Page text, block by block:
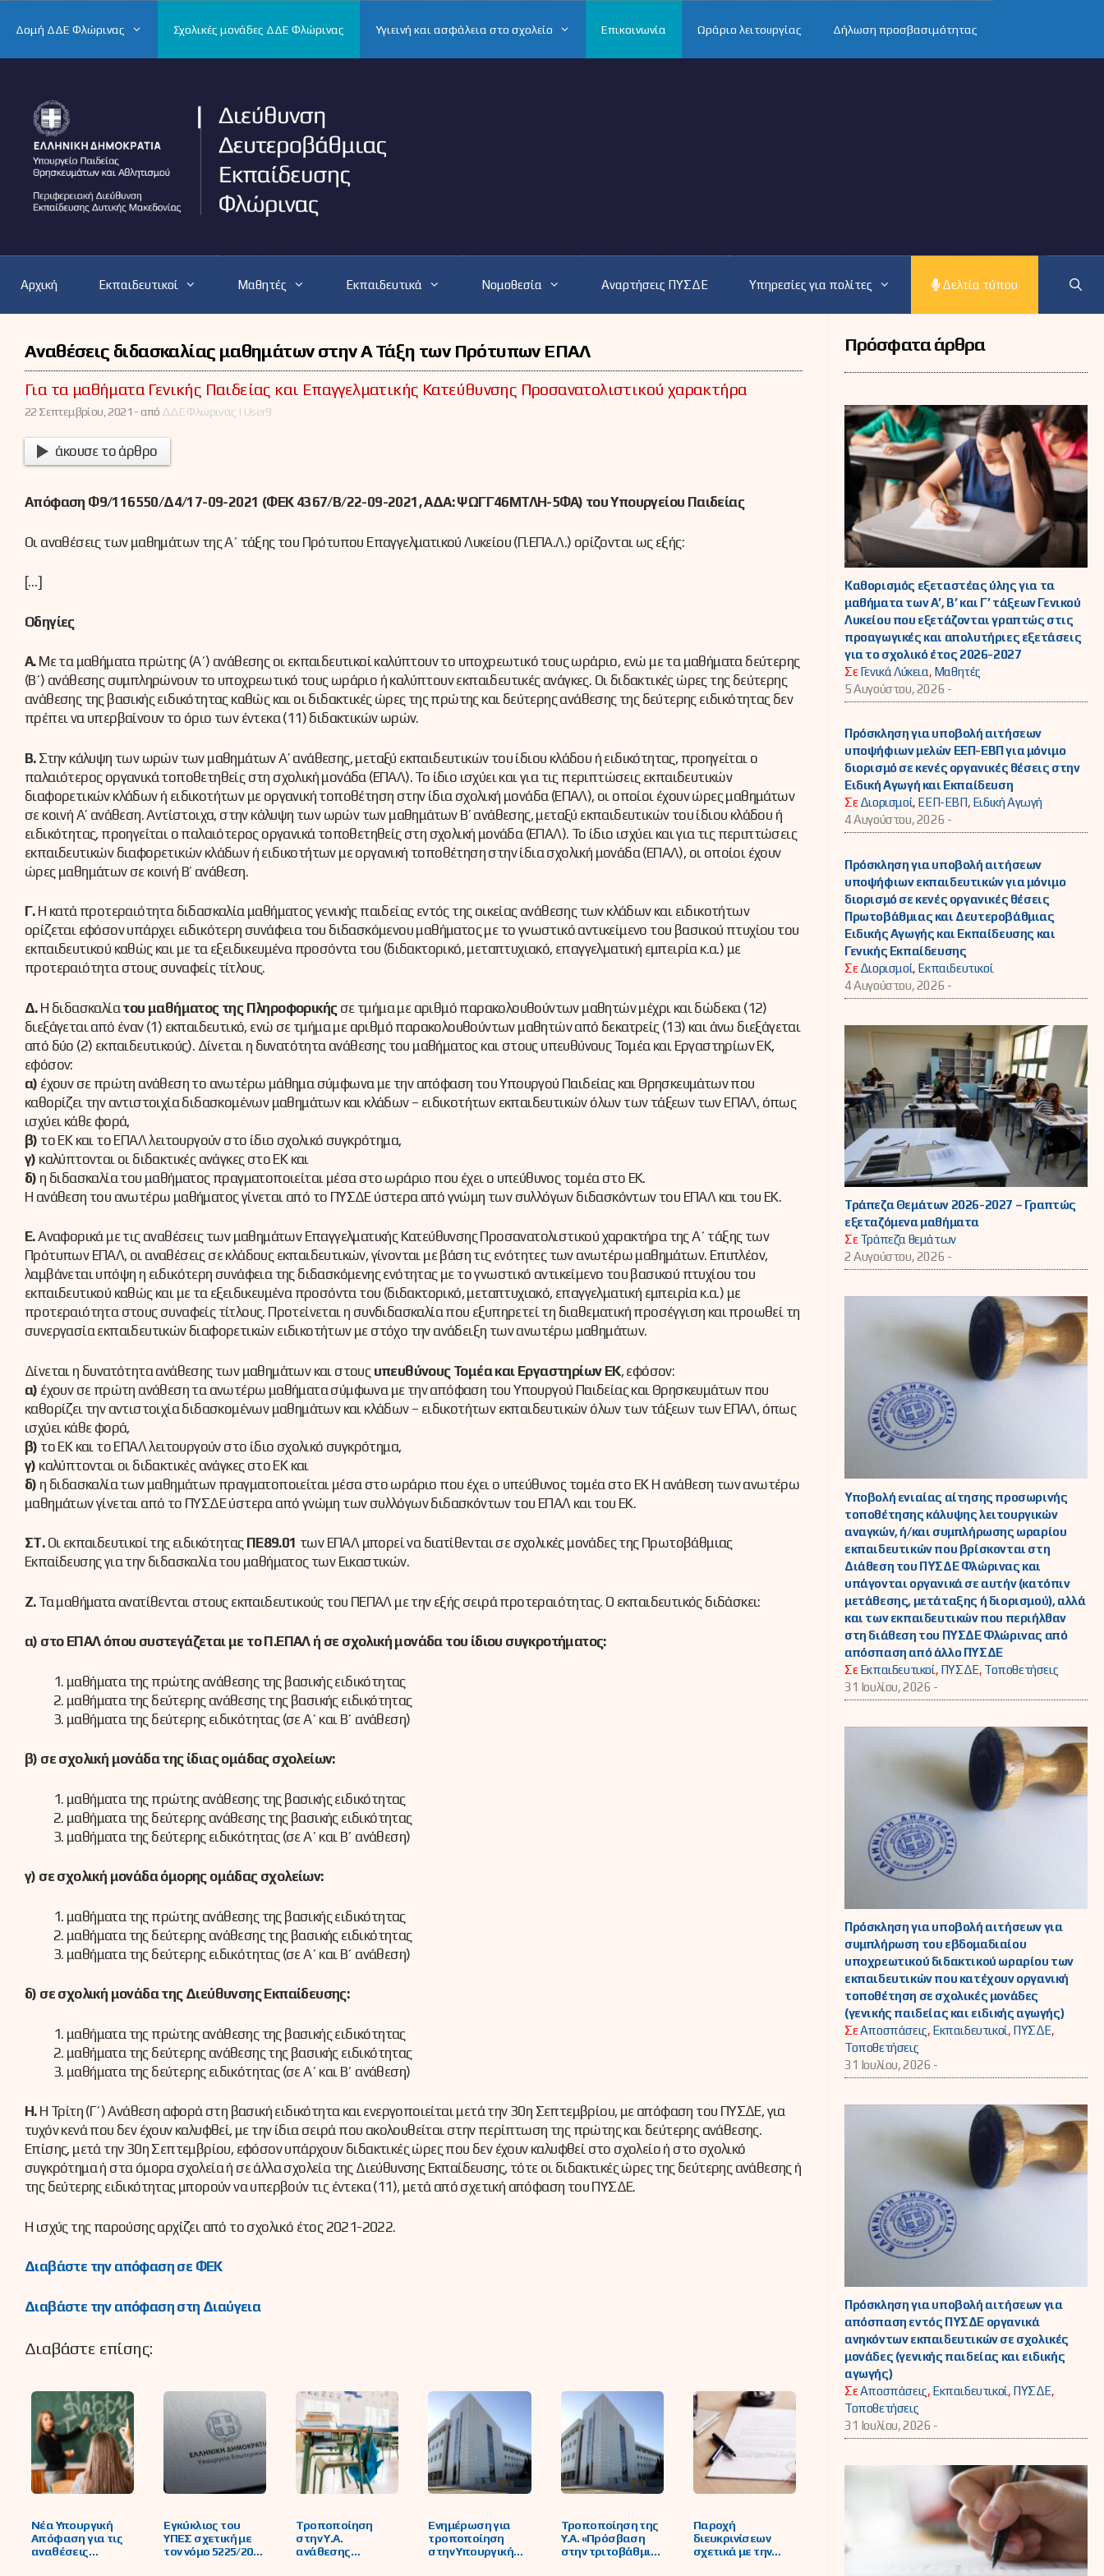
Δομή ΔΔΕ Φλώρινας Σχολικές μονάδες ΔΔΕ Φλώρινας Υγιεινή και ασφάλεια στο σχολείο Επικοινωνία Ωράριο λειτουργίας Δήλωση προσβασιμότητας
Αρχική Εκπαιδευτικοί Μαθητές Εκπαιδευτικά Νομοθεσία Αναρτήσεις ΠΥΣΔΕ Υπηρεσίες για πολίτες Δελτία τύπου
Αναθέσεις διδασκαλίας μαθημάτων στην Α΄ Τάξη των Πρότυπων ΕΠΑΛ
Για τα μαθήματα Γενικής Παιδείας και Επαγγελματικής Κατεύθυνσης Προσανατολιστικού χαρακτήρα
22 Σεπτεμβρίου, 2021 -από ΔΔΕ Φλώρινας | User9
άκουσε το άρθρο
Απόφαση Φ9/116550/Δ4/17-09-2021 (ΦΕΚ 4367/Β/22-09-2021, ΑΔΑ: ΨΩΓΓ46ΜΤΛΗ-5ΦΑ) του Υπουργείου Παιδείας
Οι αναθέσεις των μαθημάτων της Α΄ τάξης του Πρότυπου Επαγγελματικού Λυκείου (Π.ΕΠΑ.Λ.) ορίζονται ως εξής:
[…]
Οδηγίες
Α.Με τα μαθήματα πρώτης (Α΄) ανάθεσης οι εκπαιδευτικοί καλύπτουν το υποχρεωτικό τους ωράριο, ενώ με τα μαθήματα δεύτερης
(Β΄) ανάθεσης συμπληρώνουν το υποχρεωτικό τους ωράριο ή καλύπτουν εκπαιδευτικές ανάγκες. Οι διδακτικές ώρες της δεύτερης
ανάθεσης της βασικής ειδικότητας καθώς και οι διδακτικές ώρες της πρώτης και δεύτερης ανάθεσης της δεύτερης ειδικότητας δεν
πρέπει να υπερβαίνουν το όριο των έντεκα (11) διδακτικών ωρών.
Β.Στην κάλυψη των ωρών των μαθημάτων Α’ ανάθεσης, μεταξύ εκπαιδευτικών του ίδιου κλάδου ή ειδικότητας, προηγείται ο
παλαιότερος οργανικά τοποθετηθείς στη σχολική μονάδα (ΕΠΑΛ). Το ίδιο ισχύει και για τις περιπτώσεις εκπαιδευτικών
διαφορετικών κλάδων ή ειδικοτήτων με οργανική τοποθέτηση στην ίδια σχολική μονάδα (ΕΠΑΛ), οι οποίοι έχουν ώρες μαθημάτων
σε κοινή Α’ ανάθεση. Αντίστοιχα, στην κάλυψη των ωρών των μαθημάτων Β’ ανάθεσης, μεταξύ εκπαιδευτικών του ίδιου κλάδου ή
ειδικότητας, προηγείται ο παλαιότερος οργανικά τοποθετηθείς στη σχολική μονάδα (ΕΠΑΛ). Το ίδιο ισχύει και για τις περιπτώσεις
εκπαιδευτικών διαφορετικών κλάδων ή ειδικοτήτων με οργανική τοποθέτηση στην ίδια σχολική μονάδα (ΕΠΑΛ), οι οποίοι έχουν
ώρες μαθημάτων σε κοινή Β’ ανάθεση.
Γ.Η κατά προτεραιότητα διδασκαλία μαθήματος γενικής παιδείας εντός της οικείας ανάθεσης των κλάδων και ειδικοτήτων
ορίζεται εφόσον υπάρχει ειδικότερη συνάφεια του διδασκόμενου μαθήματος με το γνωστικό αντικείμενο του βασικού πτυχίου του
εκπαιδευτικού καθώς και με τα εξειδικευμένα προσόντα του (διδακτορικό, μεταπτυχιακό, επαγγελματική εμπειρία κ.α.) με
προτεραιότητα στους συναφείς τίτλους.
Δ.Η διδασκαλία του μαθήματος της Πληροφορικής σε τμήμα με αριθμό παρακολουθούντων μαθητών μέχρι και δώδεκα (12)
διεξάγεται από έναν (1) εκπαιδευτικό, ενώ σε τμήμα με αριθμό παρακολουθούντων μαθητών από δεκατρείς (13) και άνω διεξάγεται
από δύο (2) εκπαιδευτικούς). Δίνεται η δυνατότητα ανάθεσης του μαθήματος και στους υπευθύνους Τομέα και Εργαστηρίων ΕΚ,
εφόσον:
α) έχουν σε πρώτη ανάθεση το ανωτέρω μάθημα σύμφωνα με την απόφαση του Υπουργού Παιδείας και Θρησκευμάτων που
καθορίζει την αντιστοιχία διδασκομένων μαθημάτων και κλάδων – ειδικοτήτων εκπαιδευτικών όλων των τάξεων των ΕΠΑΛ, όπως
ισχύει κάθε φορά,
β) το ΕΚ και το ΕΠΑΛ λειτουργούν στο ίδιο σχολικό συγκρότημα,
γ) καλύπτονται οι διδακτικές ανάγκες στο ΕΚ και
δ) η διδασκαλία του μαθήματος πραγματοποιείται μέσα στο ωράριο που έχει ο υπεύθυνος τομέα στο ΕΚ.
Η ανάθεση του ανωτέρω μαθήματος γίνεται από το ΠΥΣΔΕ ύστερα από γνώμη των συλλόγων διδασκόντων του ΕΠΑΛ και του ΕΚ.
Ε.Αναφορικά με τις αναθέσεις των μαθημάτων Επαγγελματικής Κατεύθυνσης Προσανατολιστικού χαρακτήρα της Α΄ τάξης των
Πρότυπων ΕΠΑΛ, οι αναθέσεις σε κλάδους εκπαιδευτικών, γίνονται με βάση τις ενότητες των ανωτέρω μαθημάτων. Επιπλέον,
λαμβάνεται υπόψη η ειδικότερη συνάφεια της διδασκόμενης ενότητας με το γνωστικό αντικείμενο του βασικού πτυχίου του
εκπαιδευτικού καθώς και με τα εξειδικευμένα προσόντα του (διδακτορικό, μεταπτυχιακό, επαγγελματική εμπειρία κ.α.) με
προτεραιότητα στους συναφείς τίτλους. Προτείνεται η συνδιδασκαλία που εξυπηρετεί τη διαθεματική προσέγγιση και προωθεί τη
συνεργασία εκπαιδευτικών διαφορετικών ειδικοτήτων με στόχο την ανάδειξη των ανωτέρω μαθημάτων.
Δίνεται η δυνατότητα ανάθεσης των μαθημάτων και στους υπευθύνους Τομέα και Εργαστηρίων ΕΚ, εφόσον:
α) έχουν σε πρώτη ανάθεση τα ανωτέρω μαθήματα σύμφωνα με την απόφαση του Υπουργού Παιδείας και Θρησκευμάτων που
καθορίζει την αντιστοιχία διδασκομένων μαθημάτων και κλάδων – ειδικοτήτων εκπαιδευτικών όλων των τάξεων των ΕΠΑΛ, όπως
ισχύει κάθε φορά,
β) το ΕΚ και το ΕΠΑΛ λειτουργούν στο ίδιο σχολικό συγκρότημα,
γ) καλύπτονται οι διδακτικές ανάγκες στο ΕΚ και
δ) η διδασκαλία των μαθημάτων πραγματοποιείται μέσα στο ωράριο που έχει ο υπεύθυνος τομέα στο ΕΚ Η ανάθεση των ανωτέρω
μαθημάτων γίνεται από το ΠΥΣΔΕ ύστερα από γνώμη των συλλόγων διδασκόντων του ΕΠΑΛ και του ΕΚ.
ΣΤ.Οι εκπαιδευτικοί της ειδικότητας ΠΕ89.01 των ΕΠΑΛ μπορεί να διατίθενται σε σχολικές μονάδες της Πρωτοβάθμιας
Εκπαίδευσης για την διδασκαλία του μαθήματος των Εικαστικών.
Ζ.Τα μαθήματα ανατίθενται στους εκπαιδευτικούς του ΠΕΠΑΛ με την εξής σειρά προτεραιότητας. Ο εκπαιδευτικός διδάσκει:
α) στο ΕΠΑΛ όπου συστεγάζεται με το Π.ΕΠΑΛ ή σε σχολική μονάδα του ίδιου συγκροτήματος:
μαθήματα της πρώτης ανάθεσης της βασικής ειδικότητας
μαθήματα της δεύτερης ανάθεσης της βασικής ειδικότητας
μαθήματα της δεύτερης ειδικότητας (σε Α΄ και Β΄ ανάθεση)
β) σε σχολική μονάδα της ίδιας ομάδας σχολείων:
μαθήματα της πρώτης ανάθεσης της βασικής ειδικότητας
μαθήματα της δεύτερης ανάθεσης της βασικής ειδικότητας
μαθήματα της δεύτερης ειδικότητας (σε Α΄ και Β΄ ανάθεση)
γ) σε σχολική μονάδα όμορης ομάδας σχολείων:
μαθήματα της πρώτης ανάθεσης της βασικής ειδικότητας
μαθήματα της δεύτερης ανάθεσης της βασικής ειδικότητας
μαθήματα της δεύτερης ειδικότητας (σε Α΄ και Β΄ ανάθεση)
δ) σε σχολική μονάδα της Διεύθυνσης Εκπαίδευσης:
μαθήματα της πρώτης ανάθεσης της βασικής ειδικότητας
μαθήματα της δεύτερης ανάθεσης της βασικής ειδικότητας
μαθήματα της δεύτερης ειδικότητας (σε Α΄ και Β΄ ανάθεση)
Η.Η Τρίτη (Γ΄) Ανάθεση αφορά στη βασική ειδικότητα και ενεργοποιείται μετά την 30η Σεπτεμβρίου, με απόφαση του ΠΥΣΔΕ, για
τυχόν κενά που δεν έχουν καλυφθεί, με την ίδια σειρά που ακολουθείται στην περίπτωση της πρώτης και δεύτερης ανάθεσης.
Επίσης, μετά την 30η Σεπτεμβρίου, εφόσον υπάρχουν διδακτικές ώρες που δεν έχουν καλυφθεί στο σχολείο ή στο σχολικό
συγκρότημα ή στα όμορα σχολεία ή σε άλλα σχολεία της Διεύθυνσης Εκπαίδευσης, τότε οι διδακτικές ώρες της δεύτερης ανάθεσης ή
της δεύτερης ειδικότητας μπορούν να υπερβούν τις έντεκα (11), μετά από σχετική απόφαση του ΠΥΣΔΕ.
Η ισχύς της παρούσης αρχίζει από το σχολικό έτος 2021-2022.
Διαβάστε την απόφαση σε ΦΕΚ
Διαβάστε την απόφαση στη Διαύγεια
Διαβάστε επίσης:
Νέα Υπουργική
Απόφαση για τις
αναθέσεις
Εγκύκλιος του
ΥΠΕΣ σχετική με
τον νόμο 5225/2025
Τροποποίηση
στην Υ.Α.
ανάθεσης
Ενημέρωση για
τροποποίηση
στην Υπουργική
Τροποποίηση της
Υ.Α. «Πρόσβαση
στην τριτοβάθμια
Παροχή
διευκρινίσεων
σχετικά με την
Πρόσφατα άρθρα
Καθορισμός εξεταστέας ύλης για τα
μαθήματα των Α’, Β’ και Γ’ τάξεων Γενικού
Λυκείου που εξετάζονται γραπτώς στις
προαγωγικές και απολυτήριες εξετάσεις
για το σχολικό έτος 2026-2027
ΣεΓενικά Λύκεια, Μαθητές
5 Αυγούστου, 2026 -
Πρόσκληση για υποβολή αιτήσεων
υποψήφιων μελών ΕΕΠ-ΕΒΠ για μόνιμο
διορισμό σε κενές οργανικές θέσεις στην
Ειδική Αγωγή και Εκπαίδευση
ΣεΔιορισμοί, ΕΕΠ-ΕΒΠ, Ειδική Αγωγή
4 Αυγούστου, 2026 -
Πρόσκληση για υποβολή αιτήσεων
υποψήφιων εκπαιδευτικών για μόνιμο
διορισμό σε κενές οργανικές θέσεις
Πρωτοβάθμιας και Δευτεροβάθμιας
Ειδικής Αγωγής και Εκπαίδευσης και
Γενικής Εκπαίδευσης
ΣεΔιορισμοί, Εκπαιδευτικοί
4 Αυγούστου, 2026 -
Τράπεζα Θεμάτων 2026-2027 – Γραπτώς
εξεταζόμενα μαθήματα
ΣεΤράπεζα θεμάτων
2 Αυγούστου, 2026 -
Υποβολή ενιαίας αίτησης προσωρινής
τοποθέτησης κάλυψης λειτουργικών
αναγκών, ή/και συμπλήρωσης ωραρίου
εκπαιδευτικών που βρίσκονται στη
Διάθεση του ΠΥΣΔΕ Φλώρινας και
υπάγονται οργανικά σε αυτήν (κατόπιν
μετάθεσης, μετάταξης ή διορισμού), αλλά
και των εκπαιδευτικών που περιήλθαν
στη διάθεση του ΠΥΣΔΕ Φλώρινας από
απόσπαση από άλλο ΠΥΣΔΕ
ΣεΕκπαιδευτικοί, ΠΥΣΔΕ, Τοποθετήσεις
31 Ιουλίου, 2026 -
Πρόσκληση για υποβολή αιτήσεων για
συμπλήρωση του εβδομαδιαίου
υποχρεωτικού διδακτικού ωραρίου των
εκπαιδευτικών που κατέχουν οργανική
τοποθέτηση σε σχολικές μονάδες
(γενικής παιδείας και ειδικής αγωγής)
ΣεΑποσπάσεις, Εκπαιδευτικοί, ΠΥΣΔΕ,
Τοποθετήσεις
31 Ιουλίου, 2026 -
Πρόσκληση για υποβολή αιτήσεων για
απόσπαση εντός ΠΥΣΔΕ οργανικά
ανηκόντων εκπαιδευτικών σε σχολικές
μονάδες (γενικής παιδείας και ειδικής
αγωγής)
ΣεΑποσπάσεις, Εκπαιδευτικοί, ΠΥΣΔΕ,
Τοποθετήσεις
31 Ιουλίου, 2026 -